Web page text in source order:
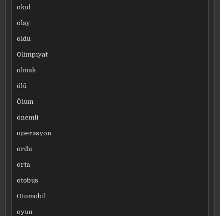
okul
olay
oldu
Olimpiyat
olmak
ölü
Ölüm
önemli
operasyon
ordu
orta
otobüs
Otomobil
oyun